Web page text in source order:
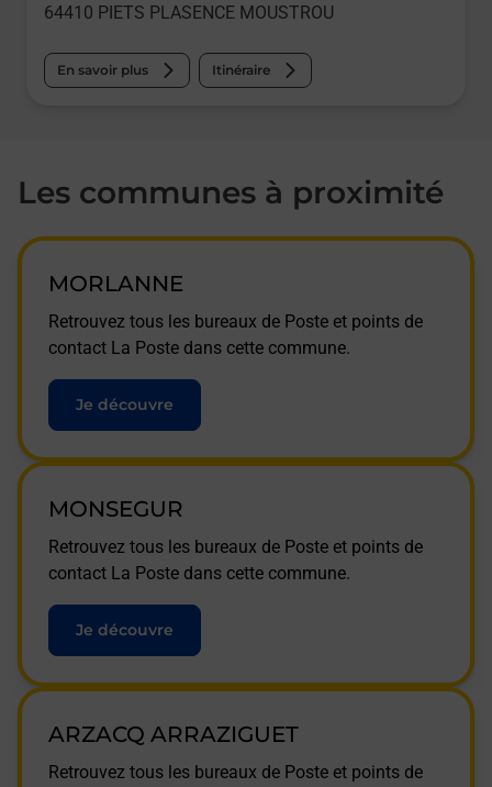
64410 PIETS PLASENCE MOUSTROU
En savoir plus Itinéraire
Les communes à proximité
MORLANNE
Retrouvez tous les bureaux de Poste et points de
contact La Poste dans cette commune.
Je découvre
MONSEGUR
Retrouvez tous les bureaux de Poste et points de
contact La Poste dans cette commune.
Je découvre
ARZACQ ARRAZIGUET
Retrouvez tous les bureaux de Poste et points de